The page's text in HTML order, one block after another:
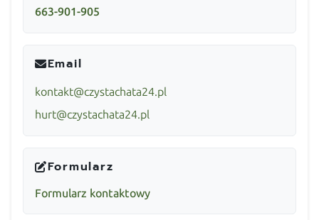
663-901-905
Email
kontakt@czystachata24.pl
hurt@czystachata24.pl
Formularz
Formularz kontaktowy